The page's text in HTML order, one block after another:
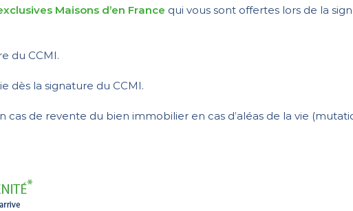
Maisons d’en France qui vous sont offertes lors de la
du CCMI.
dès la signature du CCMI.
de revente du bien immobilier en cas d’aléas de la vie